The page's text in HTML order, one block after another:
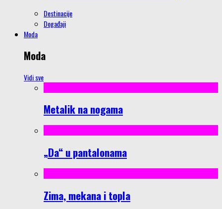
Destinacije
Događaji
Moda
Moda
Vidi sve
Metalik na nogama
„Da“ u pantalonama
Zima, mekana i topla